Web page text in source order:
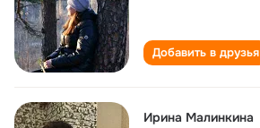
Добавить в друзья
Ирина Малинкина